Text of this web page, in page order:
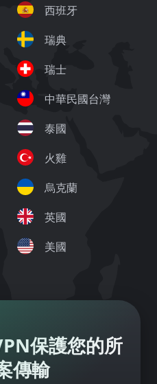
西班牙
瑞典
瑞士
中華民國台灣
泰國
火雞
烏克蘭
英國
美國
保護您的所
傳輸